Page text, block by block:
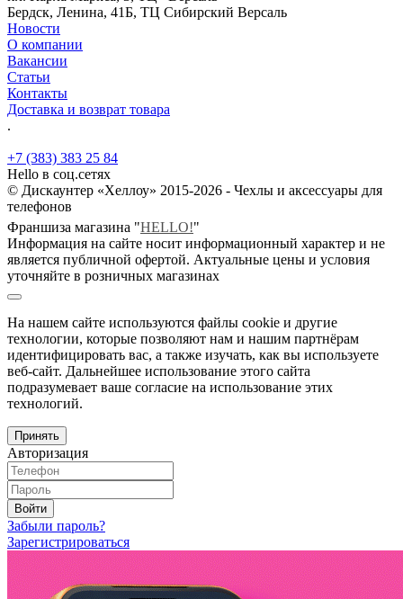
Бердск, Ленина, 41Б, ТЦ Сибирский Версаль
Новости
О компании
Вакансии
Статьи
Контакты
Доставка и возврат товара
.
+7 (383) 383 25 84
Hello в соц.сетях
© Дискаунтер «Хеллоу» 2015-2026 - Чехлы и аксессуары для
телефонов
Франшиза магазина "HELLO!"
Информация на сайте носит информационный характер и не
является публичной офертой. Актуальные цены и условия
уточняйте в розничных магазинах
На нашем сайте используются файлы cookie и другие
технологии, которые позволяют нам и нашим партнёрам
идентифицировать вас, а также изучать, как вы используете
веб-сайт. Дальнейшее использование этого сайта
подразумевает ваше согласие на использование этих
технологий.
Принять
Авторизация
Войти
Забыли пароль?
Зарегистрироваться